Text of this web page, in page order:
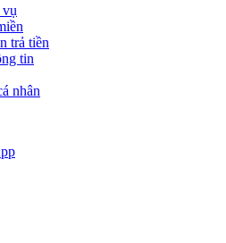
trả tiền
tin
nhân